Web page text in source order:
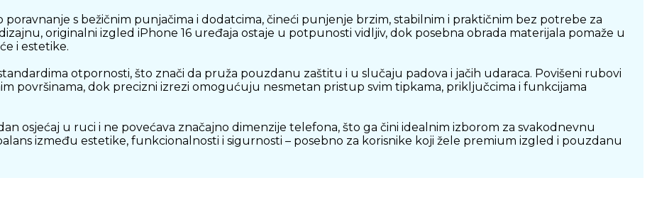
s bežičnim punjačima i dodatcima, čineći punjenje brzim, stabilnim i praktičnim bez potrebe za
originalni izgled iPhone 16 uređaja ostaje u potpunosti vidljiv, dok posebna obrada materijala pomaže u
i estetike.
otpornosti, što znači da pruža pouzdanu zaštitu i u slučaju padova i jačih udaraca. Povišeni rubovi
površinama, dok precizni izrezi omogućuju nesmetan pristup svim tipkama, priključcima i funkcijama
osjećaj u ruci i ne povećava značajno dimenzije telefona, što ga čini idealnim izborom za svakodnevnu
između estetike, funkcionalnosti i sigurnosti – posebno za korisnike koji žele premium izgled i pouzdanu